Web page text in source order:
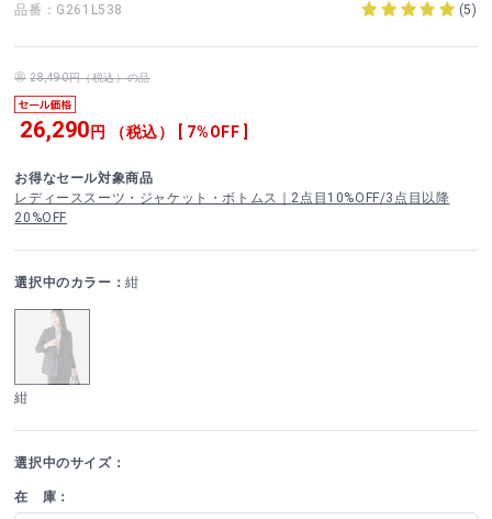
品番：G261L538 (5)
28,490円（税込）の品
26,290 円 （税込） [ 7%OFF ]
お得なセール対象商品
レディーススーツ・ジャケット・ボトムス｜2点目10%OFF/3点目以降
20%OFF
選択中のカラー：紺
紺
選択中のサイズ：
在 庫：